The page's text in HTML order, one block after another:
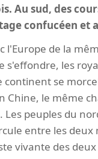
Au sud, des
confucéen et
l'Europe de la
s'effondre, les
continent se
Chine, le même
peuples du
entre les deux
vivante des deux